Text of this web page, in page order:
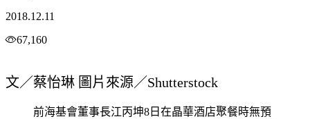
2018.12.11
67,160
文／蔡怡琳 圖片來源／Shutterstock
前海基會董事長江丙坤8日在晶華酒店聚餐時無預